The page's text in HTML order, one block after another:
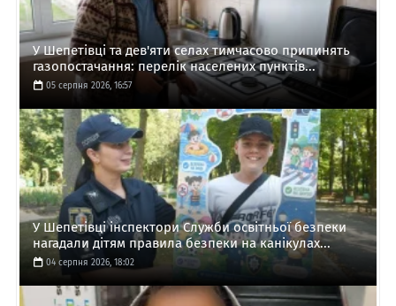
У Шепетівці та дев'яти селах тимчасово припинять
газопостачання: перелік населених пунктів...
05 серпня 2026, 16:57
У Шепетівці інспектори Служби освітньої безпеки
нагадали дітям правила безпеки на канікулах...
04 серпня 2026, 18:02